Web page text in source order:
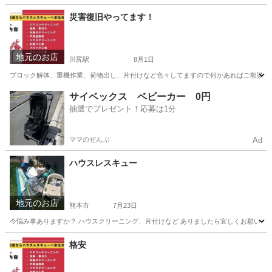
福岡 久留米市 久留米駅 エアコン掃除
地元のお店
災害復旧やってます！
川尻駅 8月1日
ブロック解体、重機作業、荷物出し、片付けなど色々してますので何かあればご相談く
熊本 熊本市 川尻駅 便利屋
サイベックス ベビーカー 0円
抽選でプレゼント！応募は1分
ママのぜんぶ Ad
地元のお店
ハウスレスキュー
熊本市 7月23日
今悩み事ありますか？ ハウスクリーニング、片付けなど ありましたら宜しくお願いし
熊本 熊本市 ハウスクリーニング
格安